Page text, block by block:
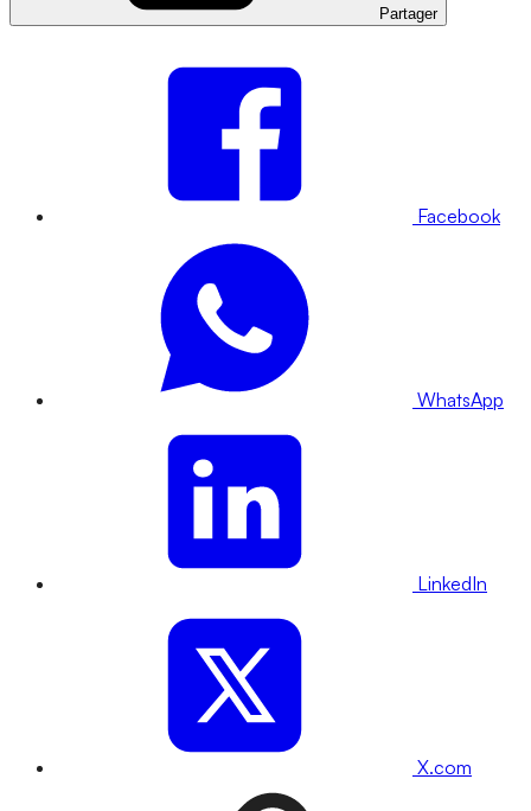
Partager
Facebook
WhatsApp
LinkedIn
X.com